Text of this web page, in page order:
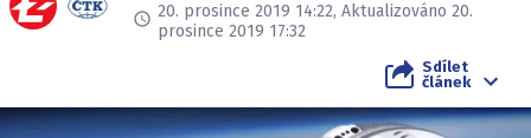
20. prosince 2019 14:22, Aktualizováno 20.
prosince 2019 17:32
Sdílet
článek